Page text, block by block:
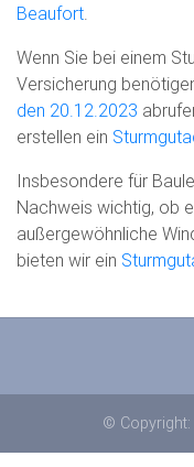
Beaufort
Wenn Sie bei einem
Versicherung
den 20.12.2023
erstellen ein
Insbesondere für
Nachweis wichtig, ob
außergewöhnliche
bieten wir ein
© Copyright: